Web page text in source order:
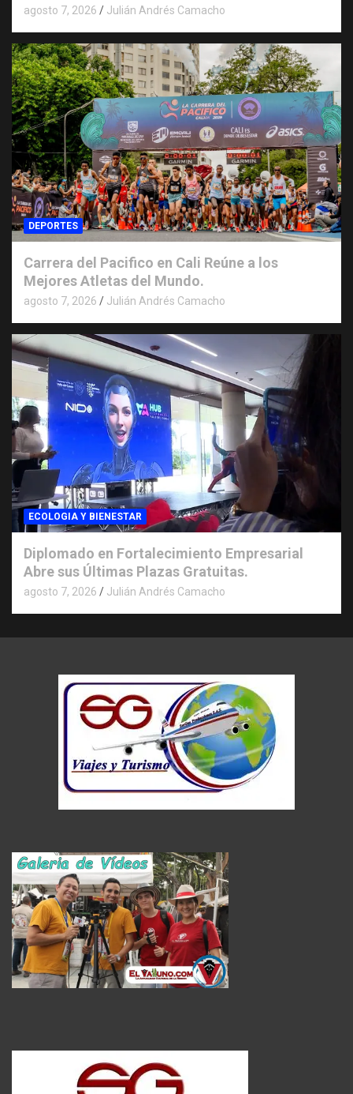
agosto 7, 2026 Julián Andrés Camacho
DEPORTES
Carrera del Pacifico en Cali Reúne a los
Mejores Atletas del Mundo.
agosto 7, 2026 Julián Andrés Camacho
ECOLOGIA Y BIENESTAR
Diplomado en Fortalecimiento Empresarial
Abre sus Últimas Plazas Gratuitas.
agosto 7, 2026 Julián Andrés Camacho